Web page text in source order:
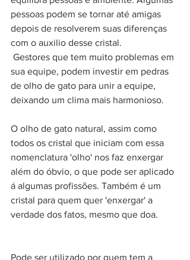
pessoas podem se tornar até amigas
depois de resolverem suas diferenças
com o auxilio desse cristal.
sua equipe, podem investir em pedras
de olho de gato para unir a equipe,
deixando um clima mais harmonioso.
O olho de gato natural, assim como
todos os cristal que iniciam com essa
nomenclatura 'olho' nos faz enxergar
além do óbvio, o que pode ser aplicado
á algumas profissões. Também é um
cristal para quem quer 'enxergar' a
verdade dos fatos, mesmo que doa.
Pode ser utilizado por quem tem a